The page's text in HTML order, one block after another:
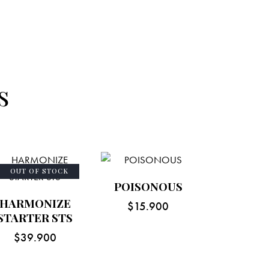
OUT OF STOCK
HARMONIZE
STS
$39.900
POISONOUS
$15.900